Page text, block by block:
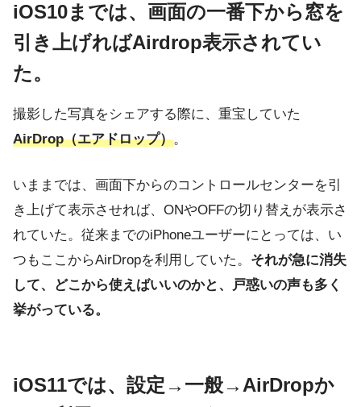
iOS10までは、画面の一番下から窓を
引き上げればAirdrop表示されてい
た。
撮影した写真をシェアする際に、重宝していた
AirDrop（エアドロップ）。
いままでは、画面下からのコントロールセンターを引
き上げて表示させれば、ONやOFFの切り替えが表示さ
れていた。従来までのiPhoneユーザーにとっては、い
つもここからAirDropを利用していた。 それが急に消失
して、どこから使えばいいのかと、戸惑いの声も多く
挙がっている。
iOS11では、設定→一般→AirDropか